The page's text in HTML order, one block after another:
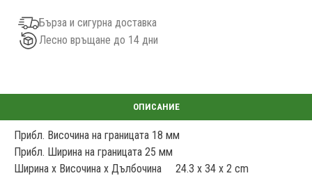
Бърза и сигурна доставка
Лесно връщане до 14 дни
Прибл. Височина на границата 18 мм
Прибл. Ширина на границата 25 мм
Ширина x Височина x Дълбочина 24.3 x 34 x 2 cm